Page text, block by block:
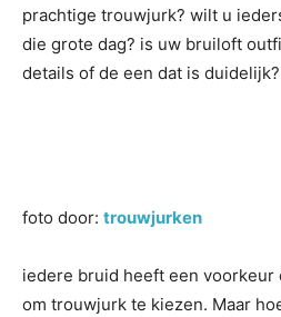
prachtige trouwjurk? wilt u
die grote dag? is uw bruiloft
details of de een dat is duidelijk?
foto door: trouwjurken
iedere bruid heeft een voorkeur
om trouwjurk te kiezen. Maar